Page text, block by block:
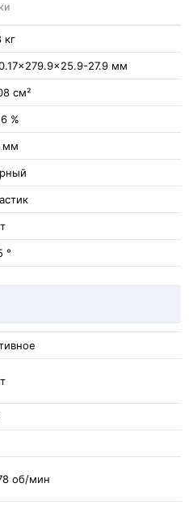
кг
27.9 мм
см²
%
мм
°
об/мин